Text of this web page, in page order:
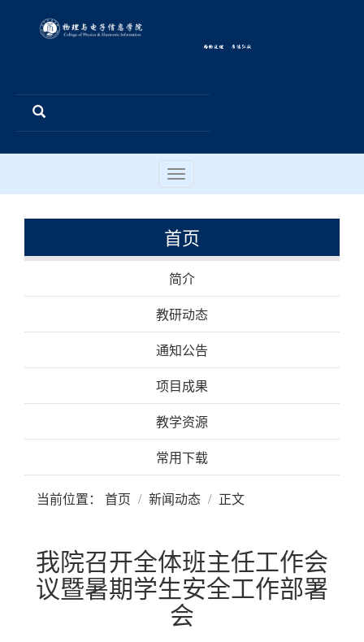
Toggle
navigation
首页
简介
教研动态
通知公告
项目成果
教学资源
常用下载
当前位置： 首页 新闻动态 正文
我院召开全体班主任工作会
议暨暑期学生安全工作部署
会